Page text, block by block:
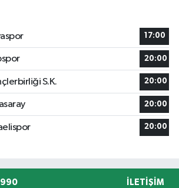
17:00
20:00
S.K. 20:00
20:00
20:00
İLETIŞIM